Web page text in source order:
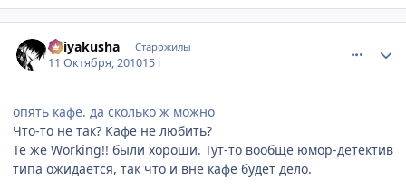
Keiyakusha Старожилы
11 Октября, 201015 г
опять кафе. да сколько ж можно
Что-то не так? Кафе не любить?
Те же Working!! были хороши. Тут-то вообще юмор-детектив
типа ожидается, так что и вне кафе будет дело.